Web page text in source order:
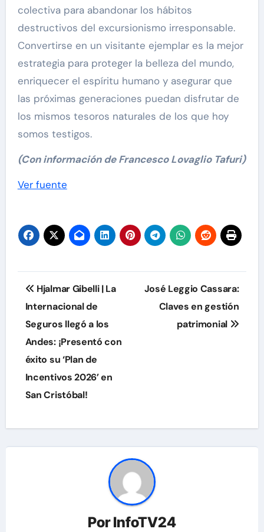
colectiva para abandonar los hábitos
destructivos del excursionismo irresponsable.
Convertirse en un visitante ejemplar es la mejor
estrategia para proteger la belleza del mundo,
enriquecer el espíritu humano y asegurar que
las próximas generaciones puedan disfrutar de
los mismos tesoros naturales de los que hoy
somos testigos.
(Con información de Francesco Lovaglio Tafuri)
Navegación
entradas
Ver fuente
Navegación
de
entradas
Hjalmar Gibelli | La
Internacional de
Seguros llegó a los
Andes: ¡Presentó con
éxito su ‘Plan de
Incentivos 2026’ en
San Cristóbal!
José Leggio Cassara:
Claves en gestión
patrimonial
PorInfoTV24